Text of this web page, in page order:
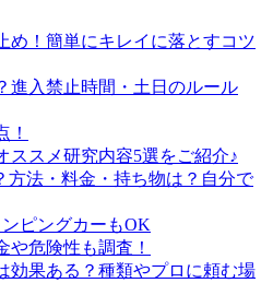
め！簡単にキレイに落とすコツ
進入禁止時間・土日のルール
！
ススメ研究内容5選をご紹介♪
方法・料金・持ち物は？自分で
ピングカーもOK
危険性も調査！
効果ある？種類やプロに頼む場